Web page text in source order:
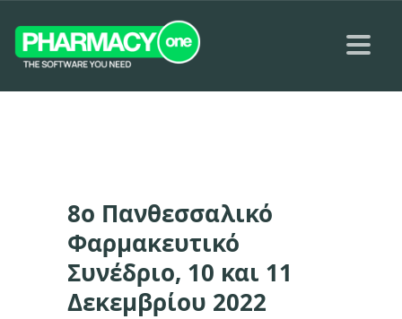
8ο Πανθεσσαλικό
Φαρμακευτικό
Συνέδριο, 10 και 11
Δεκεμβρίου 2022